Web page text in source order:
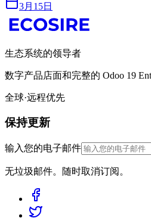
3月15日
生态系统的领导者
数字产品店面和完整的 Odoo 19
全球·远程优先
保持更新
输入您的电子邮件
无垃圾邮件。随时取消订阅。